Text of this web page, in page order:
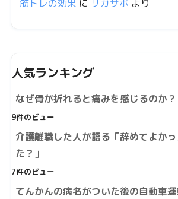
筋トレの効果 に リガサポ より
人気ランキング
なぜ骨が折れると痛みを感じるのか？
9件のビュー
介護離職した人が語る「辞めてよか
た？」
7件のビュー
てんかんの病名がついた後の自動車